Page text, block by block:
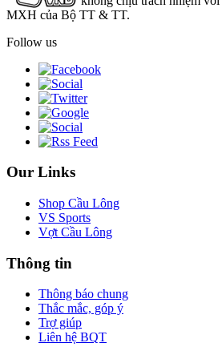
MXH của Bộ TT & TT.
Follow us
Our Links
Shop Cầu Lông
VS Sports
Vợt Cầu Lông
Thông tin
Thông báo chung
Thắc mắc, góp ý
Trợ giúp
Liên hệ BQT